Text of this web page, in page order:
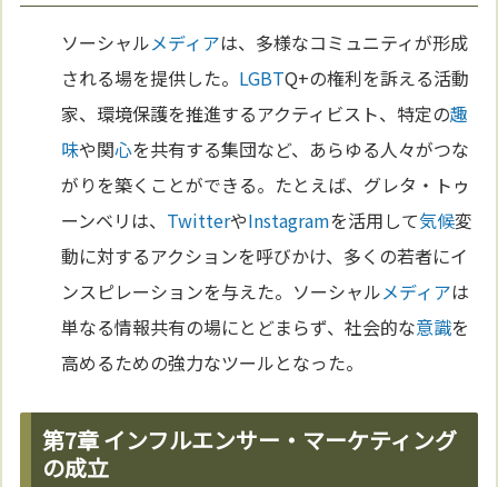
ソーシャルメディアは、多様なコミュニティが形成
される場を提供した。 LGBTQ+の権利を訴える活動
家、環境保護を推進するアクティビスト、特定の趣
味や関心を共有する集団など、あらゆる人々がつな
がりを築くことができる。たとえば、グレタ・トゥ
ーンベリは、 TwitterやInstagramを活用して気候変
動に対するアクションを呼びかけ、多くの若者にイ
ンスピレーションを与えた。ソーシャルメディアは
単なる情報共有の場にとどまらず、社会的な意識を
高めるための強力なツールとなった。
第7章 インフルエンサー・マーケティング
の成立